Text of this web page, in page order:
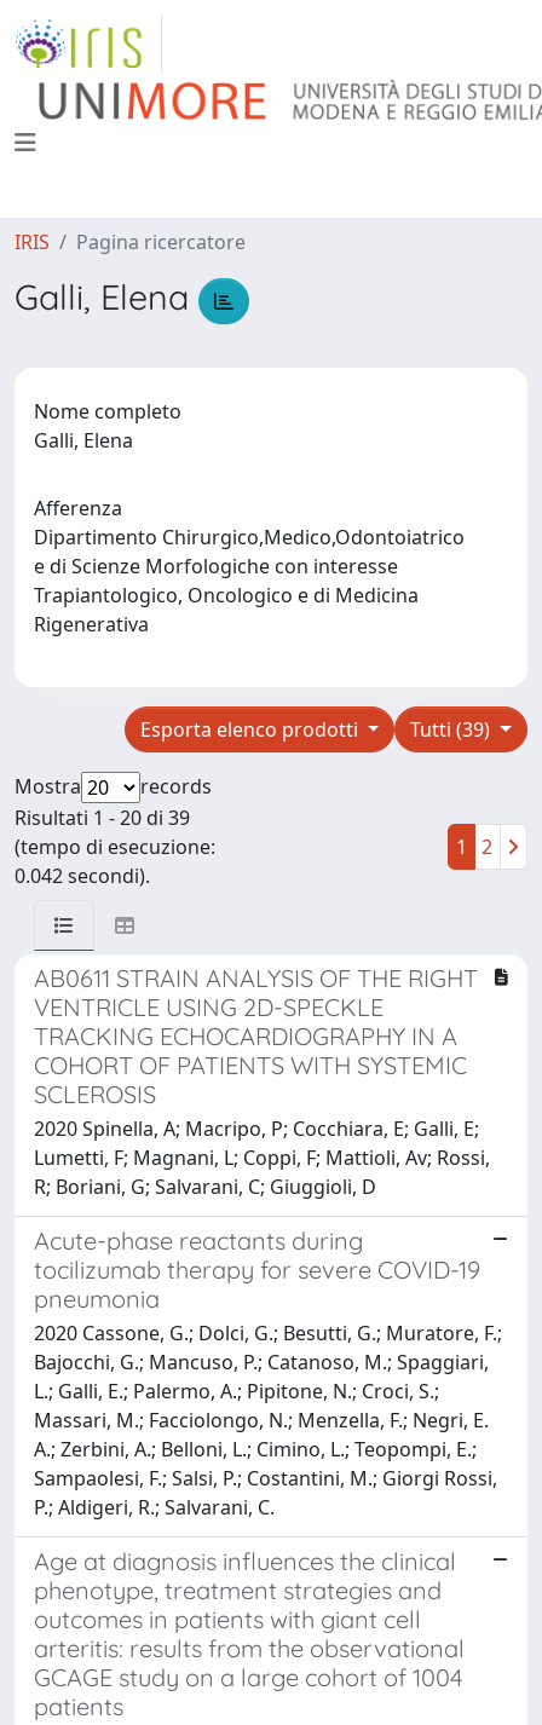
IRIS Pagina ricercatore
Galli, Elena
Nome completo
Galli, Elena
Afferenza
Dipartimento Chirurgico,Medico,Odontoiatrico
e di Scienze Morfologiche con interesse
Trapiantologico, Oncologico e di Medicina
Rigenerativa
Tutti (39)
Esporta elenco prodotti
Mostra
records
Risultati 1 - 20 di 39
(tempo di esecuzione:
0.042 secondi).
1 2
AB0611 STRAIN ANALYSIS OF THE RIGHT
VENTRICLE USING 2D-SPECKLE
TRACKING ECHOCARDIOGRAPHY IN A
COHORT OF PATIENTS WITH SYSTEMIC
SCLEROSIS
2020 Spinella, A; Macripo, P; Cocchiara, E; Galli, E;
Lumetti, F; Magnani, L; Coppi, F; Mattioli, Av; Rossi,
R; Boriani, G; Salvarani, C; Giuggioli, D
Acute-phase reactants during
tocilizumab therapy for severe COVID-19
pneumonia
2020 Cassone, G.; Dolci, G.; Besutti, G.; Muratore, F.;
Bajocchi, G.; Mancuso, P.; Catanoso, M.; Spaggiari,
L.; Galli, E.; Palermo, A.; Pipitone, N.; Croci, S.;
Massari, M.; Facciolongo, N.; Menzella, F.; Negri, E.
A.; Zerbini, A.; Belloni, L.; Cimino, L.; Teopompi, E.;
Sampaolesi, F.; Salsi, P.; Costantini, M.; Giorgi Rossi,
P.; Aldigeri, R.; Salvarani, C.
Age at diagnosis influences the clinical
phenotype, treatment strategies and
outcomes in patients with giant cell
arteritis: results from the observational
GCAGE study on a large cohort of 1004
patients